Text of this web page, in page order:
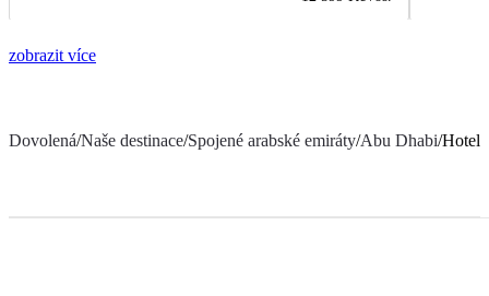
zobrazit více
Dovolená/Naše destinace/Spojené arabské emiráty/Abu Dhabi/Hotel